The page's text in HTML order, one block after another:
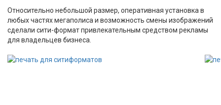
Относительно небольшой размер, оперативная установка в
любых частях мегаполиса и возможность смены изображений
сделали сити-формат привлекательным средством рекламы
для владельцев бизнеса.